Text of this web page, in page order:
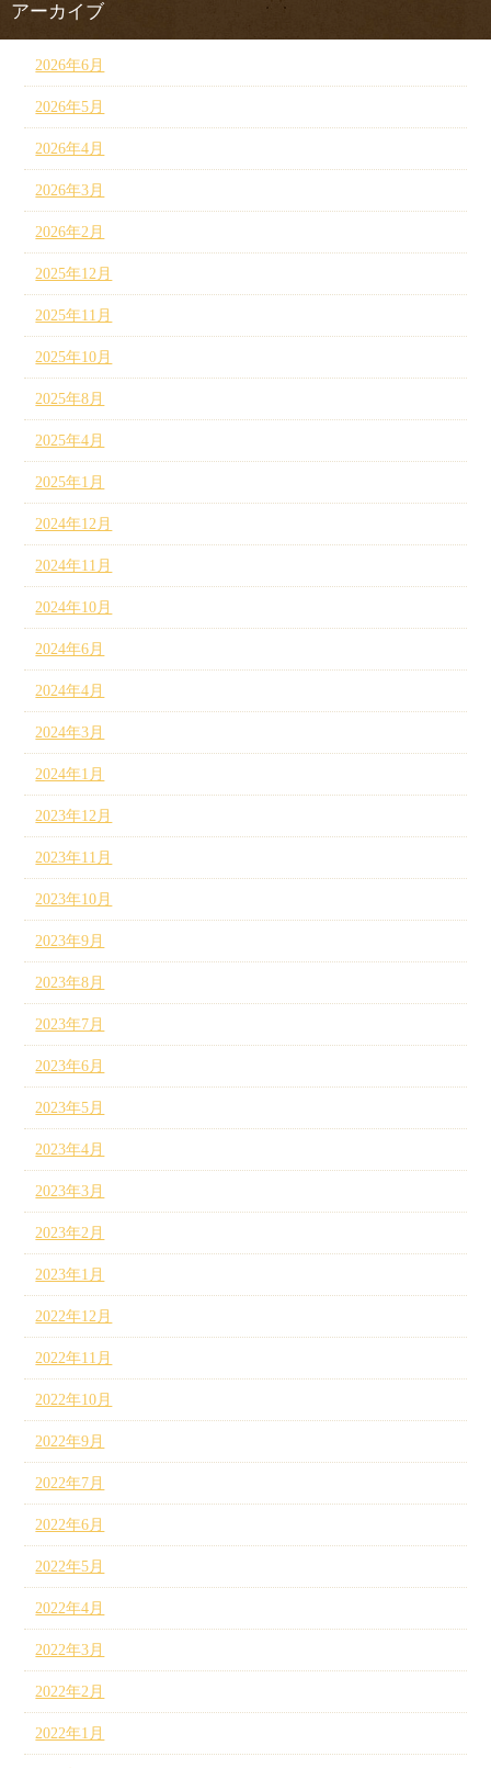
アーカイブ
2026年6月
2026年5月
2026年4月
2026年3月
2026年2月
2025年12月
2025年11月
2025年10月
2025年8月
2025年4月
2025年1月
2024年12月
2024年11月
2024年10月
2024年6月
2024年4月
2024年3月
2024年1月
2023年12月
2023年11月
2023年10月
2023年9月
2023年8月
2023年7月
2023年6月
2023年5月
2023年4月
2023年3月
2023年2月
2023年1月
2022年12月
2022年11月
2022年10月
2022年9月
2022年7月
2022年6月
2022年5月
2022年4月
2022年3月
2022年2月
2022年1月